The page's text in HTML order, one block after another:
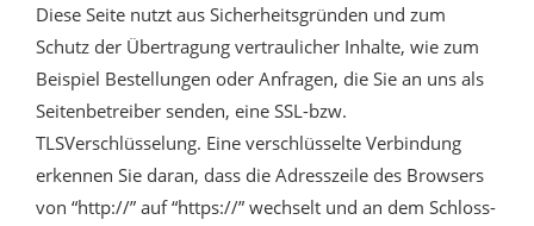
Diese Seite nutzt aus Sicherheitsgründen und zum
Schutz der Übertragung vertraulicher Inhalte, wie zum
Beispiel Bestellungen oder Anfragen, die Sie an uns als
Seitenbetreiber senden, eine SSL-bzw.
TLSVerschlüsselung. Eine verschlüsselte Verbindung
erkennen Sie daran, dass die Adresszeile des Browsers
von “http://” auf “https://” wechselt und an dem Schloss-